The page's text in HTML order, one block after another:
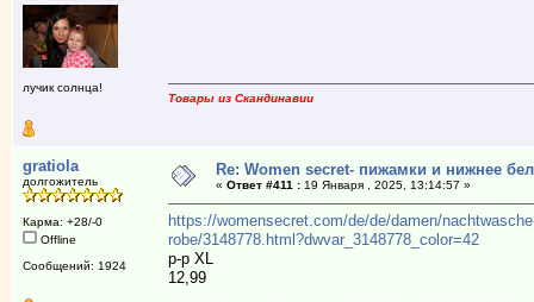
лучик солнца!
Товары из Скандинавии
gratiola
долгожитель
Карма: +28/-0
Offline
Сообщений: 1924
Re: Women secret- пижамки и нижнее
« Ответ #411 :19 Января , 2025, 13:14:57 »
https://womensecret.com/de/de/damen/
robe/3148778.html?dwvar_3148778_color=42
р-р XL
12,99